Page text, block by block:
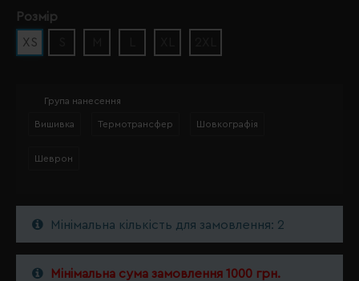
Розмір
XS
Група нанесення
Вишивка Термотрансфер Шовкографія
Шеврон
Мінімальна кількість для замовлення: 2
Мінімальна сума замовлення 1000 грн.